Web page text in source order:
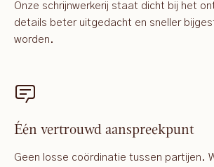
Onze schrijnwerkerij staat dicht bij het
details beter uitgedacht en sneller
worden.
Één vertrouwd aanspreekpunt
Geen losse coördinatie tussen partijen.